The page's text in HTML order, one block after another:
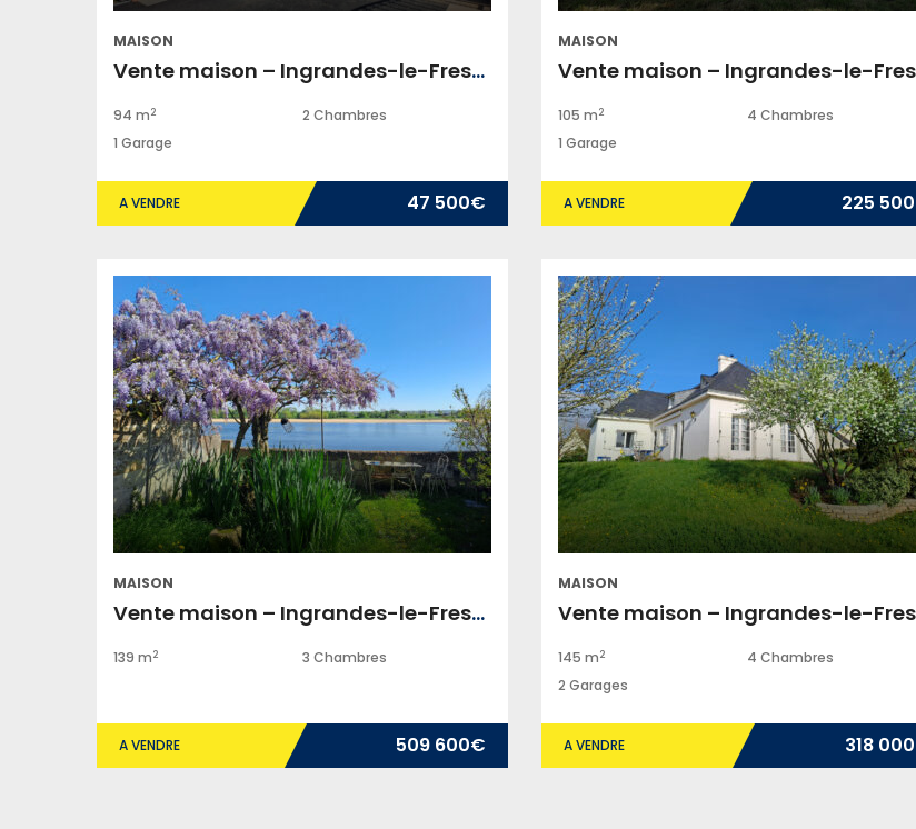
MAISON
Vente maison – Ingrandes-le-Fresne-sur-Loire
94 m2
2 Chambres
1 Garage
A VENDRE 47 500€
MAISON
105 m2
4 Chambres
1 Garage
A VENDRE 225
MAISON
Vente maison – Ingrandes-le-Fresne-sur-Loire
139 m2 3 Chambres
A VENDRE 509 600€
MAISON
145 m2
4 Chambres
2 Garages
A VENDRE 318